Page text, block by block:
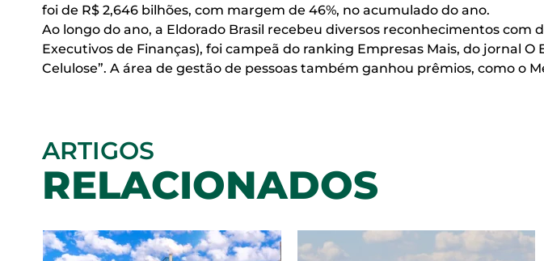
foi de R$ 2,646 bilhões, com margem de 46%, no acumulado do ano.
Ao longo do ano, a Eldorado Brasil recebeu diversos reconhecimentos com
Executivos de Finanças), foi campeã do ranking Empresas Mais, do jornal
Celulose”. A área de gestão de pessoas também ganhou prêmios, como o
ARTIGOS
RELACIONADOS